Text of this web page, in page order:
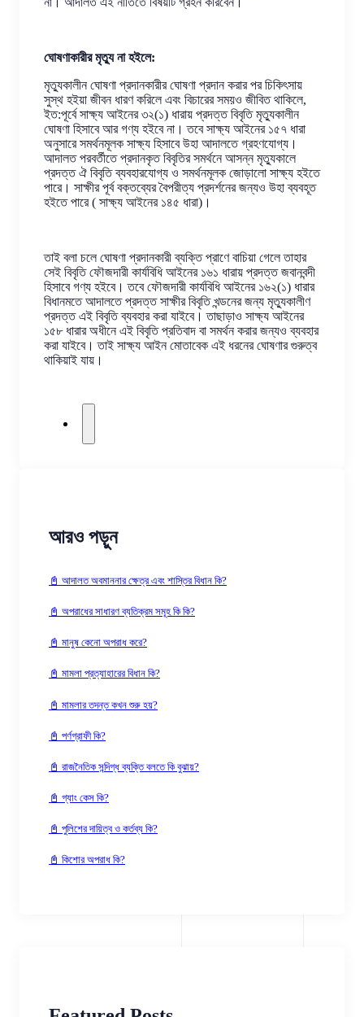
ঘোষণাকারীর মৃত্যু না হইলে:
মৃত্যুকালীন ঘোষণা প্রদানকারীর ঘোষণা প্রদান করার পর চিকিৎসায়
সুস্থ হইয়া জীবন ধারণ করিলে এবং বিচারের সময়ও জীবিত থাকিলে,
ইত:পূর্বে সাক্ষ্য আইনের ৩২(১) ধারায় প্রদত্ত বিবৃতি মৃত্যুকালীন
ঘোষণা হিসাবে আর গণ্য হইবে না। তবে সাক্ষ্য আইনের ১৫৭ ধারা
অনুসারে সমর্থনমূলক সাক্ষ্য হিসাবে উহা আদালতে গ্রহণযোগ্য।
আদালত পরবর্তীতে প্রদানকৃত বিবৃতির সমর্থনে আসন্ন মৃত্যুকালে
প্রদত্ত ঐ বিবৃতি ব্যবহারযোগ্য ও সমর্থনমূলক জোড়ালো সাক্ষ্য হইতে
পারে। সাক্ষীর পূর্ব বক্তব্যের বৈপরীত্য প্রদর্শনের জন্যও উহা ব্যবহূত
হইতে পারে ( সাক্ষ্য আইনের ১৪৫ ধারা)।
তাই বলা চলে ঘোষণা প্রদানকারী ব্যক্তি প্রাণে বাচিয়া গেলে তাহার
সেই বিবৃতি ফৌজদারী কার্যবিধি আইনের ১৬১ ধারায় প্রদত্ত জবানবন্দী
হিসাবে গণ্য হইবে। তবে ফৌজদারী কার্যবিধি আইনের ১৬২(১) ধারার
বিধানমতে আদালতে প্রদত্ত সাক্ষীর বিবৃতি খন্ডনের জন্য মৃত্যুকালীণ
প্রদত্ত এই বিবৃতি ব্যবহার করা যাইবে। তাছাড়াও সাক্ষ্য আইনের
১৫৮ ধারার অধীনে এই বিবৃতি প্রতিবাদ বা সমর্থন করার জন্যও ব্যবহার
করা যাইবে। তাই সাক্ষ্য আইন মোতাবেক এই ধরনের ঘোষণার গুরুত্ব
থাকিয়াই যায়।
আরও পড়ুন
📓 আদালত অবমাননার ক্ষেত্র এবং শাস্তির বিধান কি?
📓 অপরাধের সাধারণ ব্যতিক্রম সমূহ কি কি?
📓 মানুষ কেনো অপরাধ করে?
📓 মামলা প্রত্যাহারের বিধান কি?
📓 মামলার তদন্ত কখন শুরু হয়?
📓 পর্ণগ্রাফী কি?
📓 রাজনৈতিক সন্দিগ্ধ ব্যক্তি বলতে কি বুঝায়?
📓 গ্যাং কেস কি?
📓 পুলিশের দায়িত্ব ও কর্তব্য কি?
📓 কিশোর অপরাধ কি?